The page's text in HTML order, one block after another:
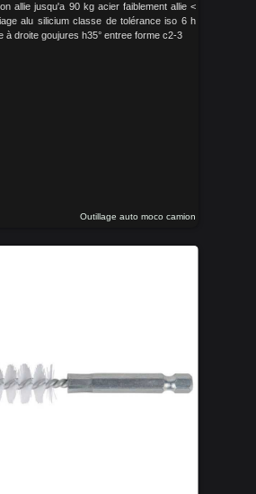
allie jusqu'a 90 kg acier faiblement allie <
alu silicium classe de tolérance iso 6 h
à droite goujures h35° entree forme c2-3
Outillage auto moco camion